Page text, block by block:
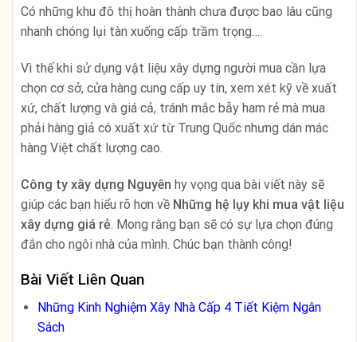
Có những khu đô thị hoàn thành chưa được bao lâu cũng
nhanh chóng lụi tàn xuống cấp trầm trọng….
Vì thế khi sử dụng vật liệu xây dựng người mua cần lựa
chọn cơ sở, cửa hàng cung cấp uy tín, xem xét kỹ về xuất
xứ, chất lượng và giá cả, tránh mắc bẫy ham rẻ mà mua
phải hàng giả có xuất xứ từ Trung Quốc nhưng dán mác
hàng Việt chất lượng cao.
Công ty xây dựng Nguyên hy vọng qua bài viết này sẽ
giúp các bạn hiểu rõ hơn về Những hệ lụy khi mua vật liệu
xây dựng giá rẻ. Mong rằng bạn sẽ có sự lựa chọn đúng
đắn cho ngôi nhà của mình. Chúc bạn thành công!
Bài Viết Liên Quan
Những Kinh Nghiệm Xây Nhà Cấp 4 Tiết Kiệm Ngân
Sách